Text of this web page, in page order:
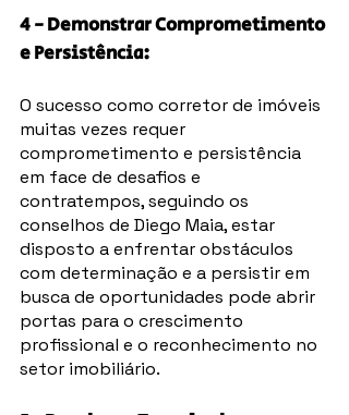
4 - Demonstrar Comprometimento
e Persistência:
O sucesso como corretor de imóveis
muitas vezes requer
comprometimento e persistência
em face de desafios e
contratempos, seguindo os
conselhos de Diego Maia, estar
disposto a enfrentar obstáculos
com determinação e a persistir em
busca de oportunidades pode abrir
portas para o crescimento
profissional e o reconhecimento no
setor imobiliário.